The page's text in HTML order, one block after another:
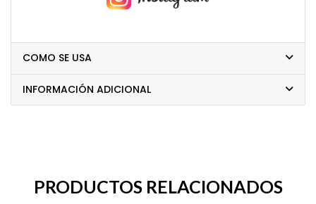
COMO SE USA
INFORMACIÓN ADICIONAL
PRODUCTOS RELACIONADOS